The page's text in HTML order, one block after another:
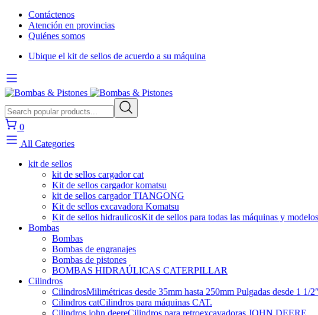
Contáctenos
Atención en provincias
Quiénes somos
Ubique el kit de sellos de acuerdo a su máquina
0
All Categories
kit de sellos
kit de sellos cargador cat
Kit de sellos cargador komatsu
kit de sellos cargador TIANGONG
Kit de sellos excavadora Komatsu
Kit de sellos hidraulicosKit de sellos para todas las máquinas y
Bombas
Bombas
Bombas de engranajes
Bombas de pistones
BOMBAS HIDRAÚLICAS CATERPILLAR
Cilindros
CilindrosMilimétricas desde 35mm hasta 250mm Pulgadas desde 1 1/
Cilindros catCilindros para máquinas CAT.
Cilindros john deereCilindros para retroexcavadoras JOHN DEERE.